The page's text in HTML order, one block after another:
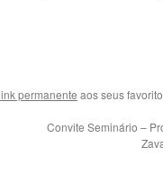
permanente aos seus
Convite Seminário –